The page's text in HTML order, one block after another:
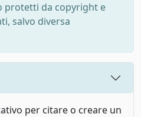
protetti da copyright e
salvo diversa
per citare o creare un